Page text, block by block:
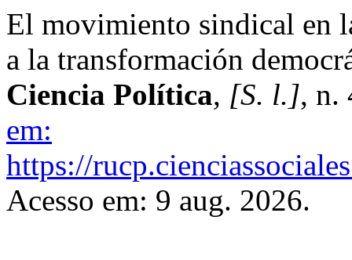
El movimiento sindical en
a la transformación
Ciencia Política, [S. l.], n.
em:
https://
Acesso em: 9 aug. 2026.